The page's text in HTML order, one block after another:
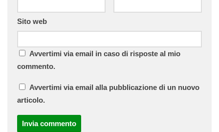
Sito web
Avvertimi via email in caso di risposte al mio
commento.
Avvertimi via email alla pubblicazione di un nuovo
articolo.